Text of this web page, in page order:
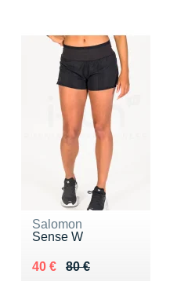
Salomon
Sense W
80 €
Au lieu de 80 €
40 €
Vendu 40 €